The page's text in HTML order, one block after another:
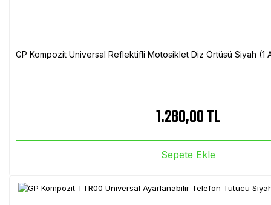
GP Kompozit Universal Reflektifli Motosiklet Diz Örtüsü Siyah
1.280,00 TL
Sepete Ekle